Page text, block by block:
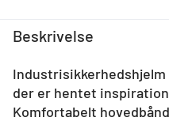
Beskrivelse
der er hentet
Komfortabelt